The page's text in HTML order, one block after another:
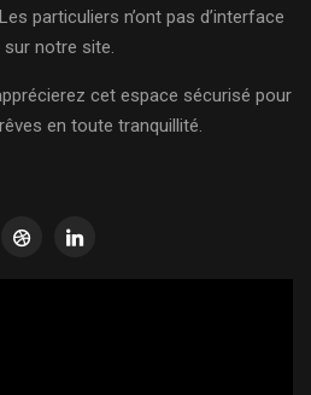
particuliers n’ont pas d’interface
notre site.
cet espace sécurisé pour
en toute tranquillité.